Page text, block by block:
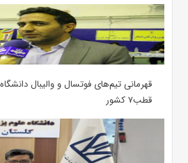
قهرمانی تیم‌های فوتسال و والیبال
قطب۷ کشور